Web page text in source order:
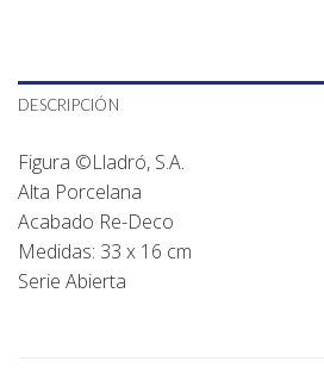
DESCRIPCIÓN
Figura ©Lladró, S.A.
Alta Porcelana
Acabado Re-Deco
Medidas: 33 x 16 cm
Serie Abierta